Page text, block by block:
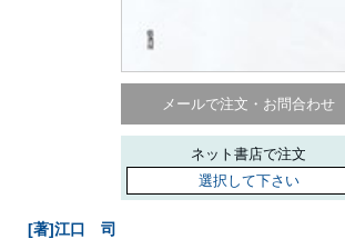
メールで注文・お問合わせ
ネット書店で注文
選択して下さい
[著]江口 司